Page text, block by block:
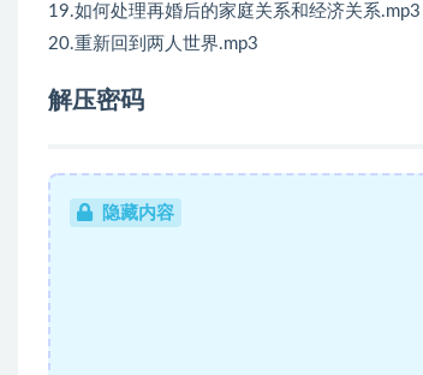
19.如何处理再婚后的家庭关系和经济关系.mp3
20.重新回到两人世界.mp3
解压密码
隐藏内容